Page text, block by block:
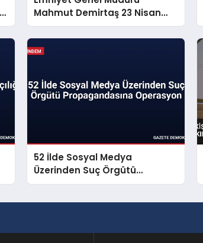
Mahmut Demirtaş 23 Nisan
Mesajı Yayınladı
52 İlde Sosyal Medya
Üzerinden Suç Örgütü
Propagandasına Operasyon